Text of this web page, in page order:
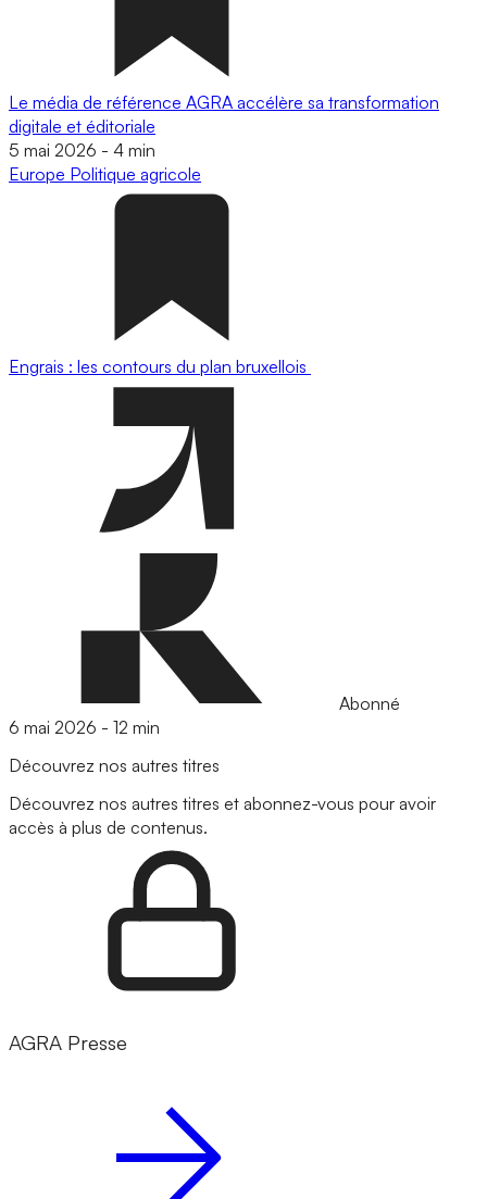
Le média de référence AGRA accélère sa transformation
digitale et éditoriale
5 mai 2026 - 4 min
Europe Politique agricole
Engrais : les contours du plan bruxellois
Abonné
6 mai 2026 - 12 min
Découvrez nos autres titres
Découvrez nos autres titres et abonnez-vous pour avoir
accès à plus de contenus.
AGRA Presse